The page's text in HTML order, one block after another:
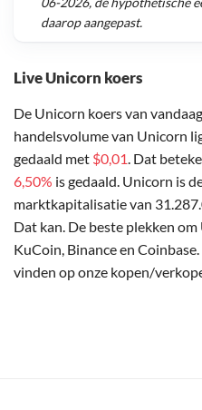
Live Unicorn koers
De Unicorn koers van
handelsvolume van Unicorn
gedaald met $0,01. Dat
6,50% is gedaald. Unicorn is
marktkapitalisatie van
Dat kan. De beste plekken
KuCoin, Binance en
vinden op onze kopen/
daarop aangepast.